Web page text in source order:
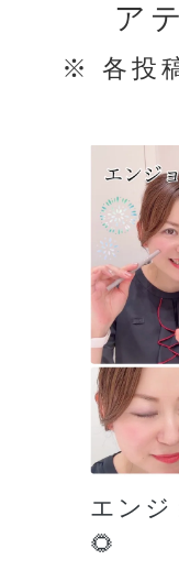
ア
※ 各投
エンジ
🌻